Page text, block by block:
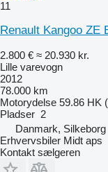
11
Renault Kangoo ZE
2.800 € ≈ 20.930 kr.
Lille varevogn
2012
78.000 km
Motorydelse 59.86 HK
Pladser 2
Danmark, Silkeborg
Erhvervsbiler Midt aps
Kontakt sælgeren